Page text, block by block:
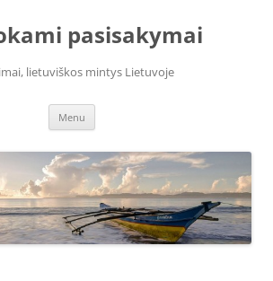
pasisakymai
lietuviškos mintys Lietuvoje
Menu